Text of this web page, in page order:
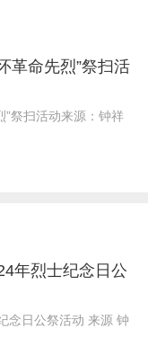
革命先烈”祭扫活
”祭扫活动来源：钟祥
年烈士纪念日公
念日公祭活动 来源 钟